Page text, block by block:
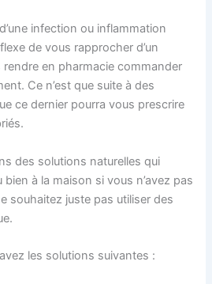
infection ou inflammation
de vous rapprocher d’un
en pharmacie commander
Ce n’est que suite à des
ce dernier pourra vous prescrire
des solutions naturelles qui
à la maison si vous n’avez pas
souhaitez juste pas utiliser des
les solutions suivantes :